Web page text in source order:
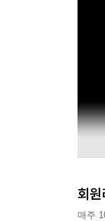
회원
매주